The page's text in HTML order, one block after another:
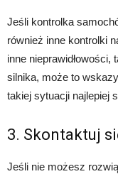
Jeśli kontrolka
również inne kontrolki
inne nieprawidłowości,
silnika, może to
takiej sytuacji najlepiej
3. Skontaktuj
Jeśli nie możesz